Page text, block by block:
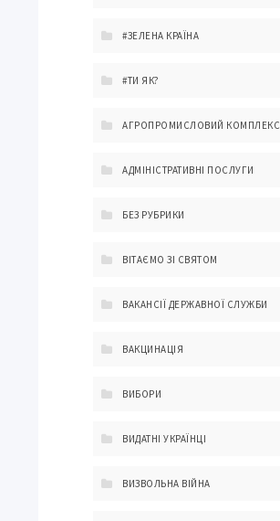
#ЗЕЛЕНА КРАЇНА
#ТИ ЯК?
АГРОПРОМИСЛОВИЙ КОМПЛЕКС
АДМІНІСТРАТИВНІ ПОСЛУГИ
БЕЗ РУБРИКИ
ВІТАЄМО ЗІ СВЯТОМ
ВАКАНСІЇ ДЕРЖАВНОЇ СЛУЖБИ
ВАКЦИНАЦІЯ
ВИБОРИ
ВИДАТНІ УКРАЇНЦІ
ВИЗВОЛЬНА ВІЙНА